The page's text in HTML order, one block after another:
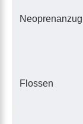
Neoprenanzug
Flossen